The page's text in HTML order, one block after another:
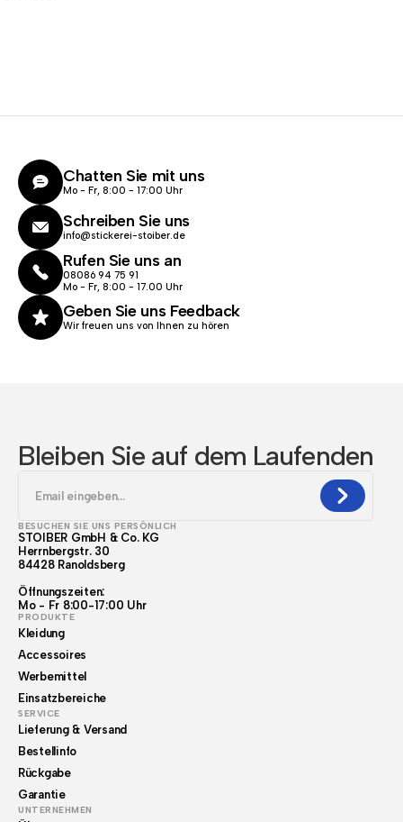
Chatten Sie mit uns
Mo - Fr, 8:00 - 17:00 Uhr
Schreiben Sie uns
info@stickerei-stoiber.de
Rufen Sie uns an
08086 94 75 91
Mo - Fr, 8:00 - 17.00 Uhr
Geben Sie uns Feedback
Wir freuen uns von Ihnen zu hören
Bleiben Sie auf dem Laufenden
BESUCHEN SIE UNS PERSÖNLICH
STOIBER GmbH & Co. KG
Herrnbergstr. 30
84428 Ranoldsberg
Öffnungszeiten:
Mo - Fr 8:00-17:00 Uhr
PRODUKTE
Kleidung
Accessoires
Werbemittel
Einsatzbereiche
SERVICE
Lieferung & Versand
Bestellinfo
Rückgabe
Garantie
UNTERNEHMEN